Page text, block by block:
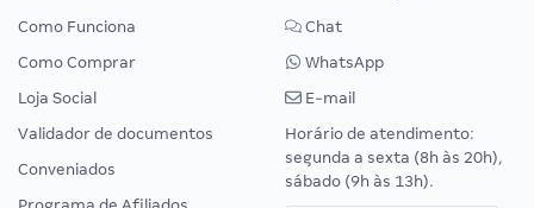
Como Funciona
Como Comprar
Loja Social
Validador de documentos
Conveniados
Chat
WhatsApp
E-mail
Horário de atendimento:
segunda a sexta (8h às 20h),
sábado (9h às 13h).